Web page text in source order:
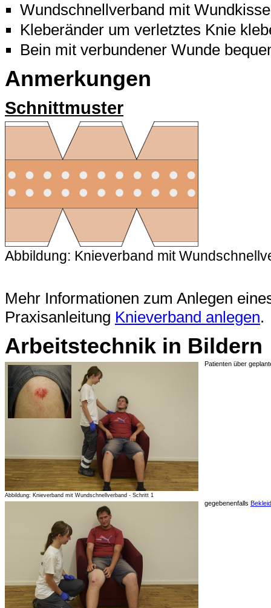
Wundschnellverband mit
Kleberänder um verletztes Knie
Bein mit verbundener Wunde
Anmerkungen
Schnittmuster
Abbildung: Knieverband mit
Mehr Informationen zum Anlegen
Praxisanleitung Knieverband anlegen.
Arbeitstechnik in Bildern
Abbildung: Knieverband mit Wundschnellverband - Schritt 1
Patienten über
gegebenenfalls